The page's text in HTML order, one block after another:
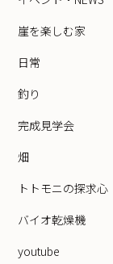
崖を楽しむ家
日常
釣り
完成見学会
畑
トトモニの探求心
バイオ乾燥機
youtube